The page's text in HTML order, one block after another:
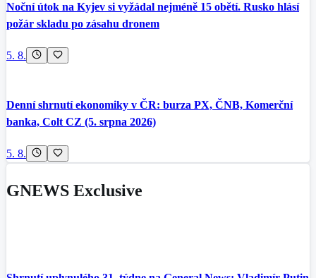
Noční útok na Kyjev si vyžádal nejméně 15 obětí. Rusko hlásí
požár skladu po zásahu dronem
5. 8.
Denní shrnutí ekonomiky v ČR: burza PX, ČNB, Komerční
banka, Colt CZ (5. srpna 2026)
5. 8.
GNEWS Exclusive